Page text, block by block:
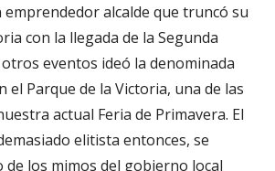
emprendedor alcalde que truncó su
con la llegada de la Segunda
eventos ideó la denominada
el Parque de la Victoria, una de las
actual Feria de Primavera. El
elitista entonces, se
los mimos del gobierno local